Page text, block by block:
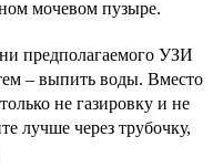
мочевом пузыре.
предполагаемого УЗИ
– выпить воды. Вместо
не газировку и не
лучше через трубочку,